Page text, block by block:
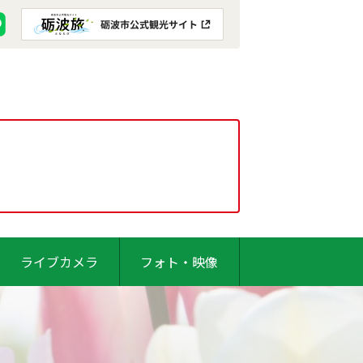
ライブカメラ フォト・映像